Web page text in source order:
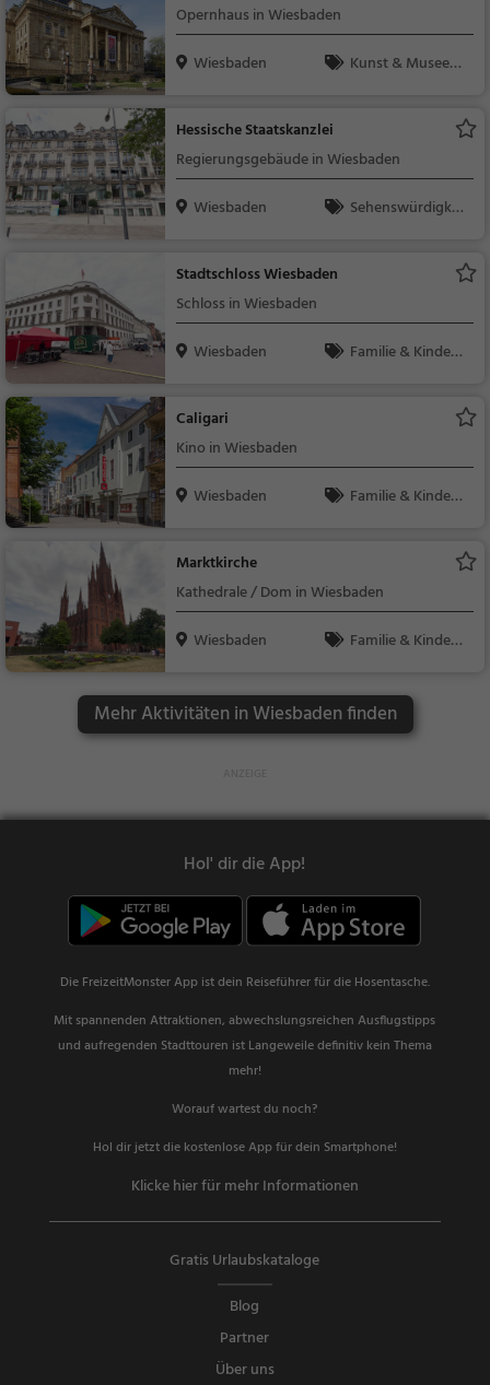
Opernhaus in Wiesbaden
Wiesbaden
Kunst & Museen,
Hessische Staatskanzlei
Regierungsgebäude in Wiesbaden
Wiesbaden
Sehenswürdigkei
Stadtschloss Wiesbaden
Schloss in Wiesbaden
Wiesbaden
Familie & Kinder,
Caligari
Kino in Wiesbaden
Wiesbaden
Familie & Kinder,
Marktkirche
Kathedrale / Dom in Wiesbaden
Wiesbaden
Familie & Kinder,
Mehr Aktivitäten in Wiesbaden finden
Hol' dir die App!
Die FreizeitMonster App ist dein Reiseführer für die Hosentasche.
Mit spannenden Attraktionen, abwechslungsreichen Ausflugstipps
und aufregenden Stadttouren ist Langeweile definitiv kein Thema
mehr!
Worauf wartest du noch?
Hol dir jetzt die kostenlose App für dein Smartphone!
Klicke hier für mehr Informationen
Gratis Urlaubskataloge
Blog
Partner
Über uns